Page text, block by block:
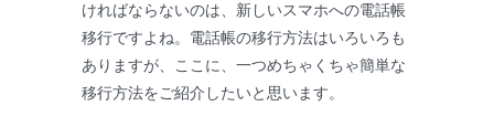
ければならないのは、新しいスマホへの電話帳
移行ですよね。電話帳の移行方法はいろいろも
ありますが、ここに、一つめちゃくちゃ簡単な
移行方法をご紹介したいと思います。